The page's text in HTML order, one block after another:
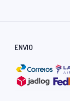
ENVIO